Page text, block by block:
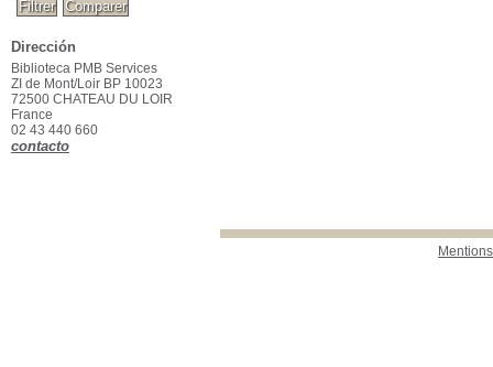
Dirección
Biblioteca PMB Services
ZI de Mont/Loir BP 10023
72500 CHATEAU DU LOIR
France
02 43 440 660
contacto